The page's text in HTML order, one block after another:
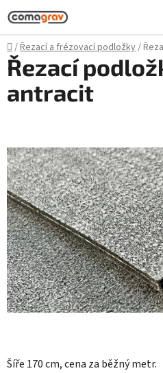
Přejít
na
obsah
Domů
/Řezací a frézovací podložky/
Šíře 170 cm, cena za běžný metr.
Řezací
antracit